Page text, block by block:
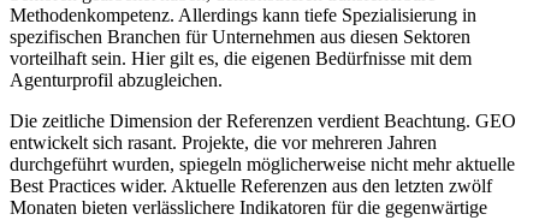
Methodenkompetenz. Allerdings kann tiefe Spezialisierung in
spezifischen Branchen für Unternehmen aus diesen Sektoren
vorteilhaft sein. Hier gilt es, die eigenen Bedürfnisse mit dem
Agenturprofil abzugleichen.
Die zeitliche Dimension der Referenzen verdient Beachtung. GEO
entwickelt sich rasant. Projekte, die vor mehreren Jahren
durchgeführt wurden, spiegeln möglicherweise nicht mehr aktuelle
Best Practices wider. Aktuelle Referenzen aus den letzten zwölf
Monaten bieten verlässlichere Indikatoren für die gegenwärtige